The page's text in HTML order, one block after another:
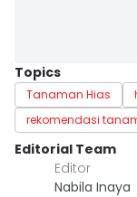
Topics
Tanaman Hias
rekomendasi
Editorial Team
Editor
Nabila Inaya